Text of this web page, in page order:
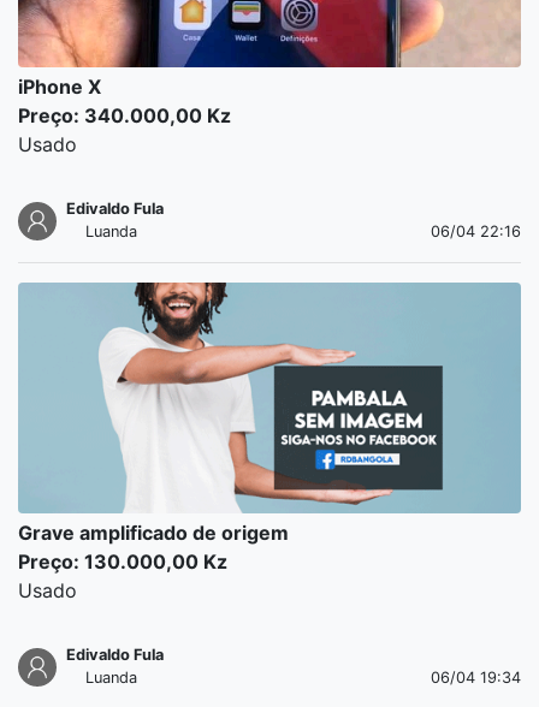
iPhone X
Preço: 340.000,00 Kz
Usado
Edivaldo Fula
Luanda
06/04 22:16
Grave amplificado de origem
Preço: 130.000,00 Kz
Usado
Edivaldo Fula
Luanda
06/04 19:34